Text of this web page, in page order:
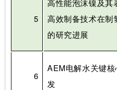
5
高性能泡沫镍及其
高效制备技术在制
的研究进展
6
AEM电解水关键
发